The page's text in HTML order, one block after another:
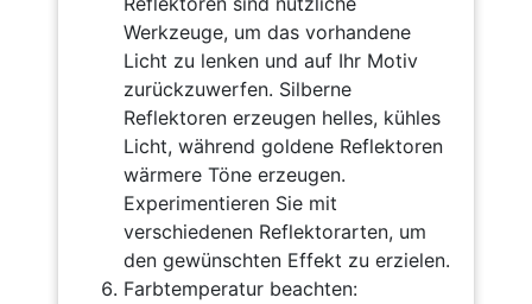
Werkzeuge, um das vorhandene
Licht zu lenken und auf Ihr Motiv
zurückzuwerfen. Silberne
Reflektoren erzeugen helles, kühles
Licht, während goldene Reflektoren
wärmere Töne erzeugen.
Experimentieren Sie mit
verschiedenen Reflektorarten, um
den gewünschten Effekt zu erzielen.
Farbtemperatur beachten: